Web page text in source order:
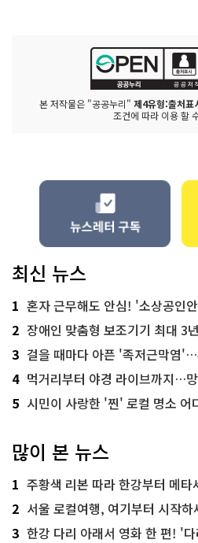
본 저작물은 "공공누리" 제4유형:출처표
조건에 따라 이용 할
최신 뉴스
1 혼자 근무해도 안심! '소상공인
2 장애인 맞춤형 보조기기 최대 3년간
3 걸을 때마다 아픈 '족저근막염'…무작
4 먹거리부터 야경 라이브까지…
5 시민이 사랑한 '찐' 로컬 명소 어디
많이 본 뉴스
1 주황색 리본 따라 한강부터 메타세쿼이
2 서울 로컬여행, 여기부터 시작
3 한강 다리 아래서 영화 한 편! '